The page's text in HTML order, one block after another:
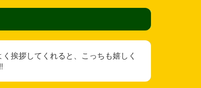
挨拶してくれると、こっちも嬉しく